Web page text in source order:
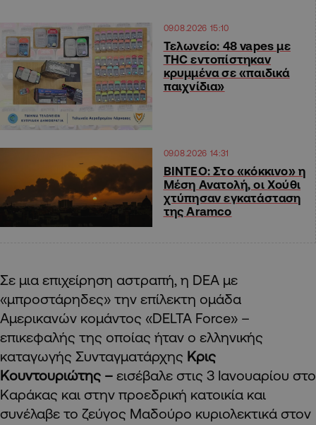
09.08.2026 15:10
Τελωνείο: 48 vapes με
THC εντοπίστηκαν
κρυμμένα σε «παιδικά
παιχνίδια»
09.08.2026 14:31
ΒΙΝΤΕΟ: Στο «κόκκινο» η
Μέση Ανατολή, οι Χούθι
χτύπησαν εγκατάσταση
της Aramco
Σε μια επιχείρηση αστραπή, η DEA με
«μπροστάρηδες» την επίλεκτη ομάδα
Αμερικανών κομάντος «DELTA Force» –
επικεφαλής της οποίας ήταν ο ελληνικής
καταγωγής Συνταγματάρχης Κρις
Κουντουριώτης – εισέβαλε στις 3 Ιανουαρίου στο
Καράκας και στην προεδρική κατοικία και
συνέλαβε το ζεύγος Μαδούρο κυριολεκτικά στον